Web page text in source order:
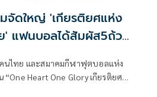
มจัดใหญ่ 'เกียรติยศแห่ง
' แฟนบอลได้สัมผัส5ถ้วย
นไทย และสมาคมกีฬาฟุตบอลแห่ง
“One Heart One Glory เกียรติยศ